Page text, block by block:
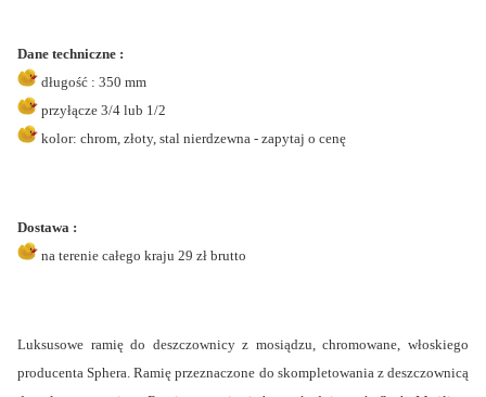
Dane techniczne :
długość : 350 mm
przyłącze 3/4 lub 1/2
kolor: chrom, złoty, stal nierdzewna - zapytaj o cenę
Dostawa :
na terenie całego kraju 29 zł brutto
Luksusowe ramię do deszczownicy z mosiądzu, chromowane, włoskiego
producenta Sphera. Ramię przeznaczone do skompletowania z deszczownicą